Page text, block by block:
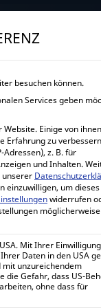
→
LEISTUNGEN
ENERGY
PWM
besuchen können.
Services geben
Einige von
Erfahrung zu
Adressen), z. B. für
und Inhalten.
unserer
einzuwilligen, um dieses
widerrufen
Mit Ihrer
Daten in den USA
mit unzureichendem
die Gefahr, dass US-
ohne dass für